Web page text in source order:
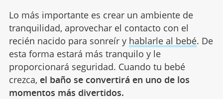
Lo más importante es crear un ambiente de
tranquilidad, aprovechar el contacto con el
recién nacido para sonreír y hablarle al bebé. De
esta forma estará más tranquilo y le
proporcionará seguridad. Cuando tu bebé
crezca, el baño se convertirá en uno de los
momentos más divertidos.